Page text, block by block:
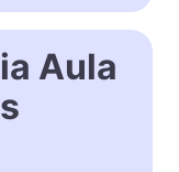
Aula